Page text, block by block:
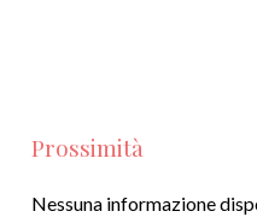
Prossimità
Nessuna informazione